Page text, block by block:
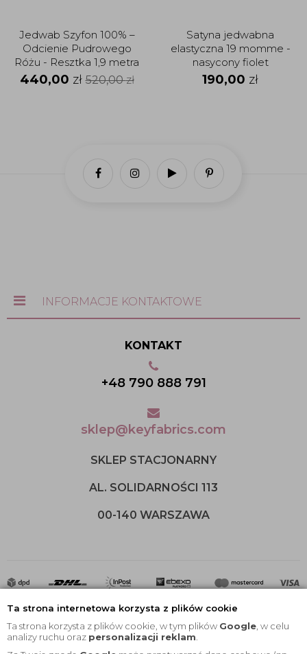
Ta strona internetowa korzysta z plików cookie
Ta strona korzysta z plików cookie, w tym plików Google , w celu
analizy ruchu oraz personalizacji reklam
Jedwab Szyfon 100% –
Odcienie Pudrowego
Różu - Resztka 1,9 metra
440,00 zł 520,00zł
Satyna jedwabna
elastyczna 19 momme -
nasycony fiolet
190,00 zł
INFORMACJE KONTAKTOWE
KONTAKT
+48 790 888 791
sklep@keyfabrics.com
SKLEP STACJONARNY
AL. SOLIDARNOŚCI 113
00-140 WARSZAWA